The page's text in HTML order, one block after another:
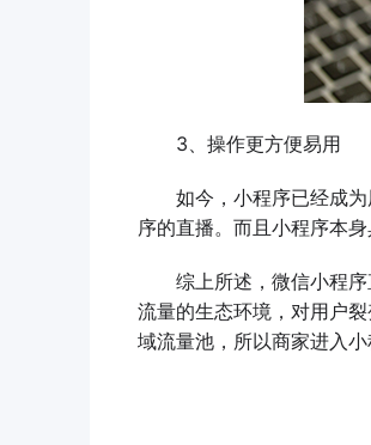
3、操作更方便易用
如今，小程序已经成为
序的直播。而且小程序本
综上所述，微信小程序
流量的生态环境，对用户
域流量池，所以商家进入